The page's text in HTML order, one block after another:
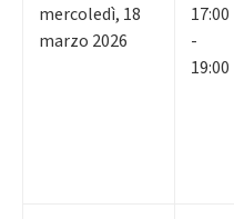
mercoledì, 18
marzo 2026
17:00
-
19:00